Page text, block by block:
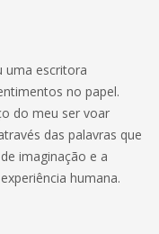
uma escritora
no papel.
do meu ser voar
das palavras que
imaginação e a
humana.